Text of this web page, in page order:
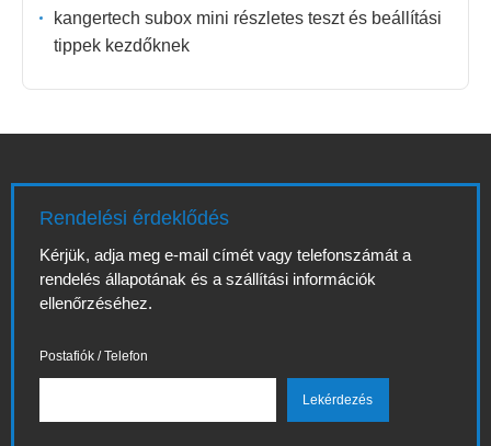
kangertech subox mini részletes teszt és beállítási
tippek kezdőknek
Rendelési érdeklődés
Kérjük, adja meg e-mail címét vagy telefonszámát a
rendelés állapotának és a szállítási információk
ellenőrzéséhez.
Postafiók / Telefon